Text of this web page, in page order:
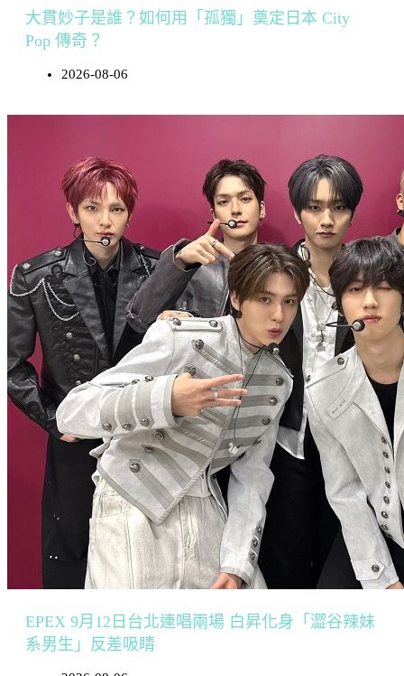
大貫妙子是誰？如何用「孤獨」奠定日本 City
Pop 傳奇？
2026-08-06
EPEX 9月12日台北連唱兩場 白昇化身「澀谷辣妹
系男生」反差吸睛